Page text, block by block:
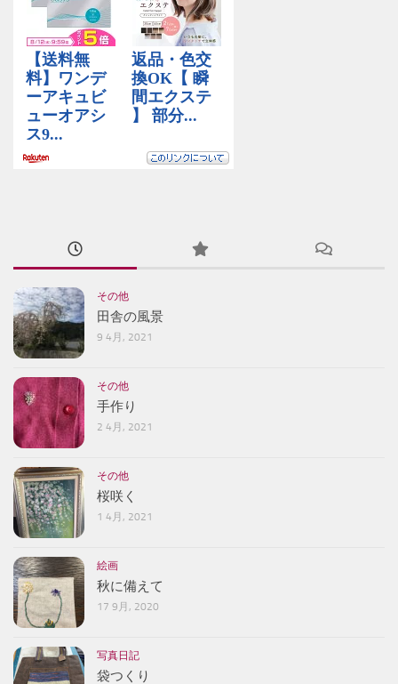
その他
田舎の風景
9 4月, 2021
その他
手作り
2 4月, 2021
その他
桜咲く
1 4月, 2021
絵画
秋に備えて
17 9月, 2020
写真日記
袋つくり